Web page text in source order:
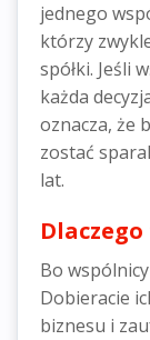
jednego
którzy
spółki. Jeśli
każda
oznacza, że
zostać
lat.
Bo
Dobieracie
biznesu i